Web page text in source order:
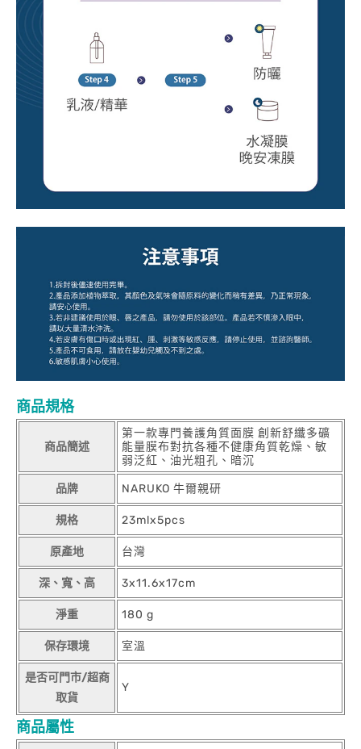
商品規格
商品簡述
第一款專門養護角質面膜 創新舒纖多礦
能量膜布對抗各種不健康角質乾燥、敏
弱泛紅、油光粗孔、暗沉
品牌 NARUKO 牛爾親研
規格 23mlx5pcs
原產地 台灣
深、寬、高 3x11.6x17cm
淨重 180 g
保存環境 室溫
是否可門市/超商
取貨
Y
商品屬性